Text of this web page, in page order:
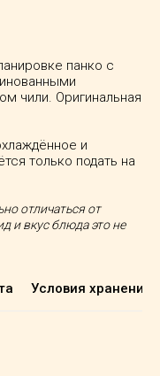
панко с
чили. Оригинальная
и
только подать на
отличаться от
и вкус блюда это не
Условия хранения